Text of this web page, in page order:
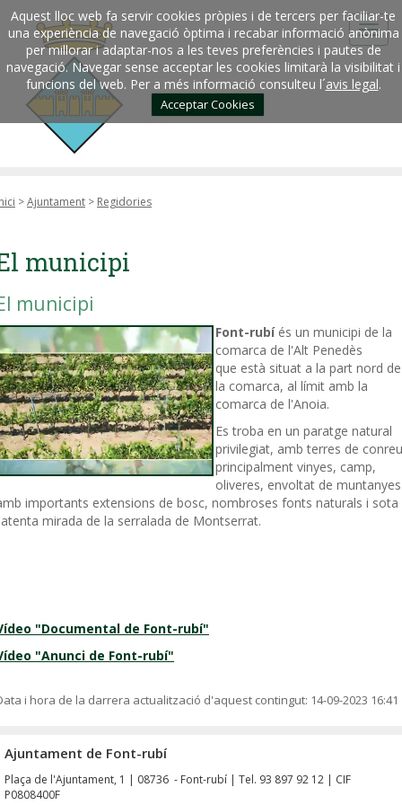
Aquest lloc web fa servir cookies pròpies i de tercers per faciliar-te
una experiència de navegació òptima i recabar informació anònima
per millorar i adaptar-nos a les teves preferències i pautes de
navegació. Navegar sense acceptar les cookies limitarà la visibilitat i
funcions del web. Per a més informació consulteu l´avis legal.
Acceptar Cookies
>Ajuntament > Regidories
municipi
municipi
Font-rubíés un municipi de la
comarca de l'Alt Penedès
que està situat a la part nord de
la comarca, al límit amb la
comarca de l'Anoia.
Es troba en un paratge natural
privilegiat, amb terres de
principalment vinyes, camp,
oliveres, envoltat de muntanyes
importants extensions de bosc, nombroses fonts naturals i sota
mirada de la serralada de Montserrat.
"Documental de Font-rubí"
"Anunci de Font-rubí"
i hora de la darrera actualització d'aquest contingut: 14-09-2023 16:41
Ajuntament de Font-rubí
Plaça de l'Ajuntament, 1 | 08736 - Font-rubí | Tel. 93 897 92 12 | CIF
P0808400F